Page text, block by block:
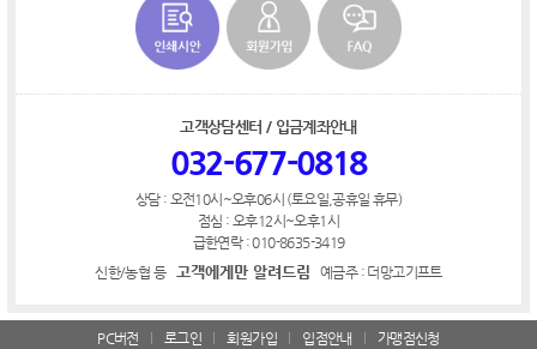
고객상담센터 / 입금계좌안내
032-677-0818
상담 : 오전10시~오후06시 (토요일,공휴일 휴무)
점심 : 오후12시~오후1시
급한연락 : 010-8635-3419
신한/농협 등 고객에게만 알려드림 예금주 : 더망고기프트
PC버전 로그인 회원가입 입점안내 가맹점신청